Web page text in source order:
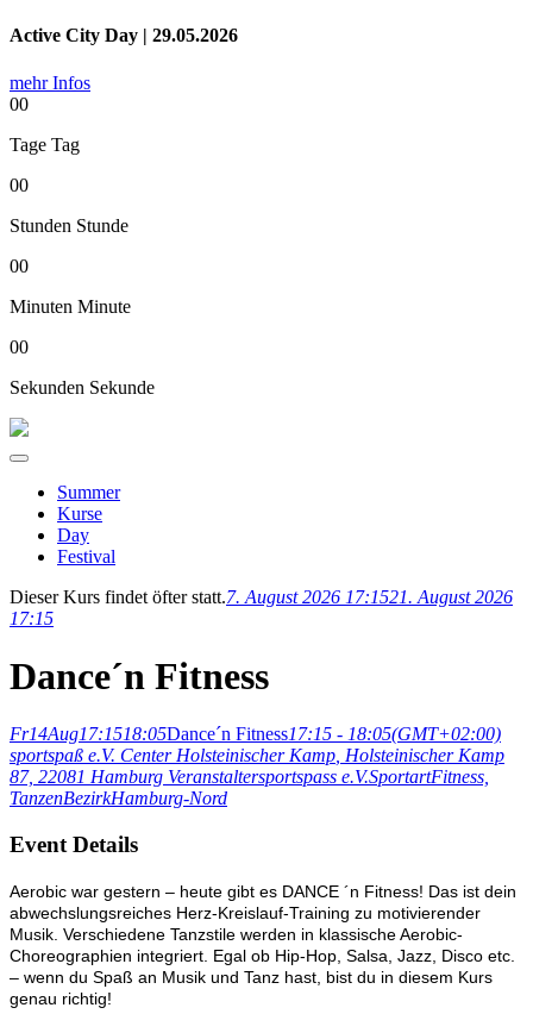
Active City Day | 29.05.2026
mehr Infos
00
Tage Tag
00
Stunden Stunde
00
Minuten Minute
00
Sekunden Sekunde
Summer
Kurse
Day
Festival
Dieser Kurs findet öfter statt.7. August 2026 17:1521. August 2026
17:15
Dance´n Fitness
Fr14Aug17:1518:05Dance´n Fitness17:15 - 18:05(GMT+02:00)
sportspaß e.V. Center Holsteinischer Kamp, Holsteinischer Kamp
87, 22081 Hamburg Veranstaltersportspass e.V.SportartFitness,
TanzenBezirkHamburg-Nord
Event Details
Aerobic war gestern – heute gibt es DANCE ´n Fitness! Das ist dein
abwechslungsreiches Herz-Kreislauf-Training zu motivierender
Musik. Verschiedene Tanzstile werden in klassische Aerobic-
Choreographien integriert. Egal ob Hip-Hop, Salsa, Jazz, Disco etc.
– wenn du Spaß an Musik und Tanz hast, bist du in diesem Kurs
genau richtig!